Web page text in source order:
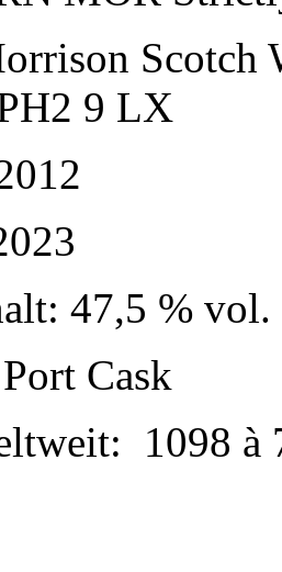
Scotch
9 LX
47,5 % vol.
Cask
1098 à